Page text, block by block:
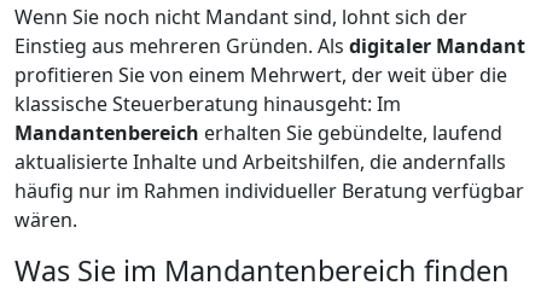
Wenn Sie noch nicht Mandant sind, lohnt sich der
Einstieg aus mehreren Gründen. Als digitaler Mandant
profitieren Sie von einem Mehrwert, der weit über die
klassische Steuerberatung hinausgeht: Im
Mandantenbereich erhalten Sie gebündelte, laufend
aktualisierte Inhalte und Arbeitshilfen, die andernfalls
häufig nur im Rahmen individueller Beratung verfügbar
wären.
Was Sie im Mandantenbereich finden